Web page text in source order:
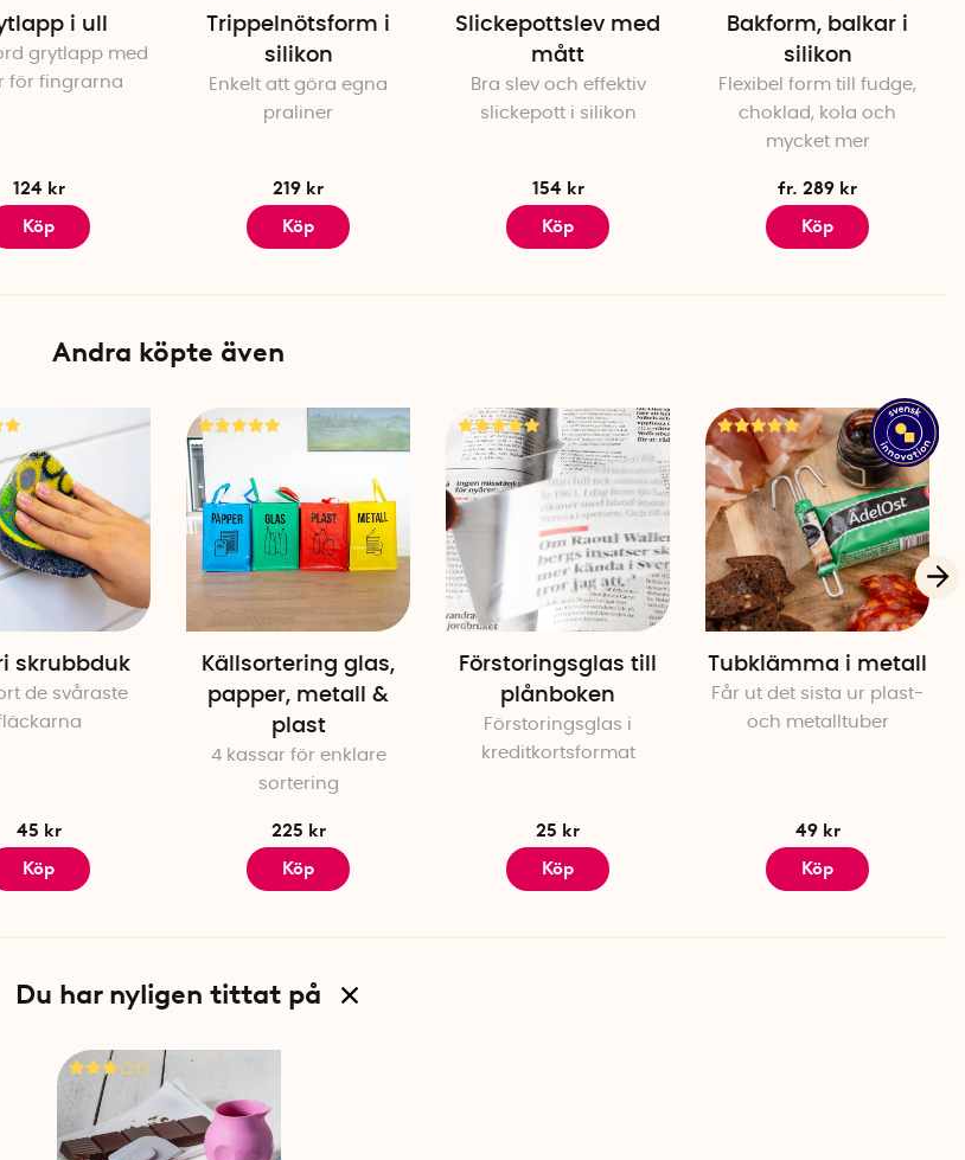
i ull
grytlapp med
för fingrarna
124 kr
Köp
Trippelnötsform i
silikon
Enkelt att göra egna
praliner
219 kr
Köp
Slickepottslev med
mått
Bra slev och effektiv
slickepott i silikon
154 kr
Köp
Bakform, balkar i
silikon
Flexibel form till fudge,
choklad, kola och
mycket mer
fr. 289 kr
Köp
Andra köpte även
skrubbduk
de svåraste
45 kr
Köp
Källsortering glas,
papper, metall &
plast
4 kassar för enklare
sortering
225 kr
Köp
Förstoringsglas till
plånboken
Förstoringsglas i
kreditkortsformat
25 kr
Köp
Tubklämma i metall
Får ut det sista ur plast-
och metalltuber
49 kr
Köp
Du har nyligen tittat på